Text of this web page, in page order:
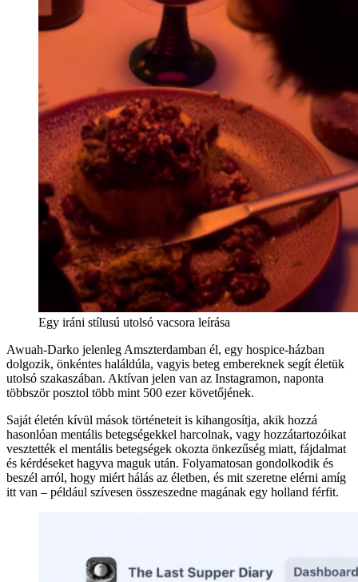
Egy iráni stílusú utolsó vacsora leírása
Awuah-Darko jelenleg Amszterdamban él, egy hospice-házban
dolgozik, önkéntes haláldúla, vagyis beteg embereknek segít életük
utolsó szakaszában. Aktívan jelen van az Instagramon, naponta
többször posztol több mint 500 ezer követőjének.
Saját életén kívül mások történeteit is kihangosítja, akik hozzá
hasonlóan mentális betegségekkel harcolnak, vagy hozzátartozóikat
vesztették el mentális betegségek okozta önkezűség miatt, fájdalmat
és kérdéseket hagyva maguk után. Folyamatosan gondolkodik és
beszél arról, hogy miért hálás az életben, és mit szeretne elérni amíg
itt van – például szívesen összeszedne magának egy holland férfit.